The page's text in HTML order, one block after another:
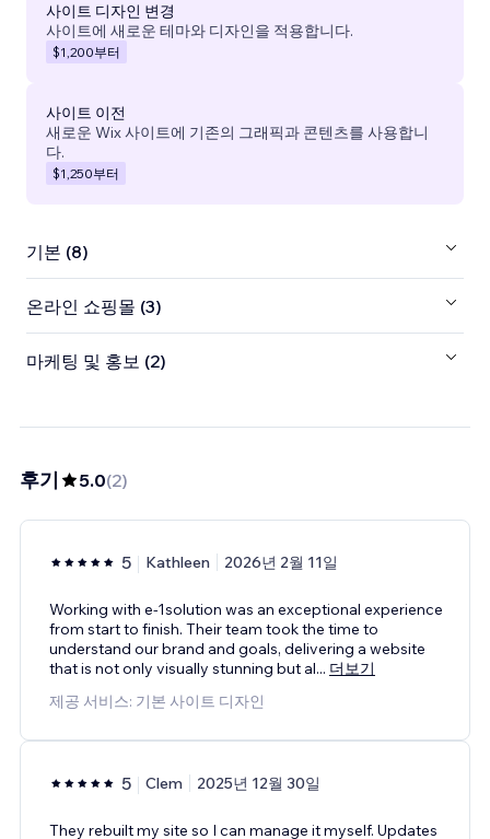
사이트 디자인 변경
사이트에 새로운 테마와 디자인을 적용합니다.
$1,200부터
사이트 이전
새로운 Wix 사이트에 기존의 그래픽과 콘텐츠를 사용합니
다.
$1,250부터
기본 (8)
온라인 쇼핑몰 (3)
마케팅 및 홍보 (2)
후기 5.0(2)
5 Kathleen 2026년 2월 11일
Working with e-1solution was an exceptional experience
from start to finish. Their team took the time to
understand our brand and goals, delivering a website
that is not only visually stunning but al... 더보기
제공 서비스: 기본 사이트 디자인
5 Clem 2025년 12월 30일
They rebuilt my site so I can manage it myself. Updates